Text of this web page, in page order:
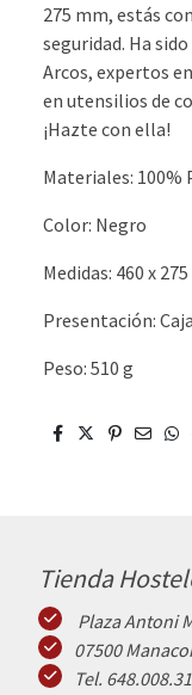
275 mm, estás
seguridad. Ha
Arcos, expertos
en utensilios de
¡Hazte con ella!
Materiales: 100%
Color: Negro
Medidas: 460 x
Presentación: Caja
Peso: 510 g
Tienda
Plaza Antoni
07500
Tel.